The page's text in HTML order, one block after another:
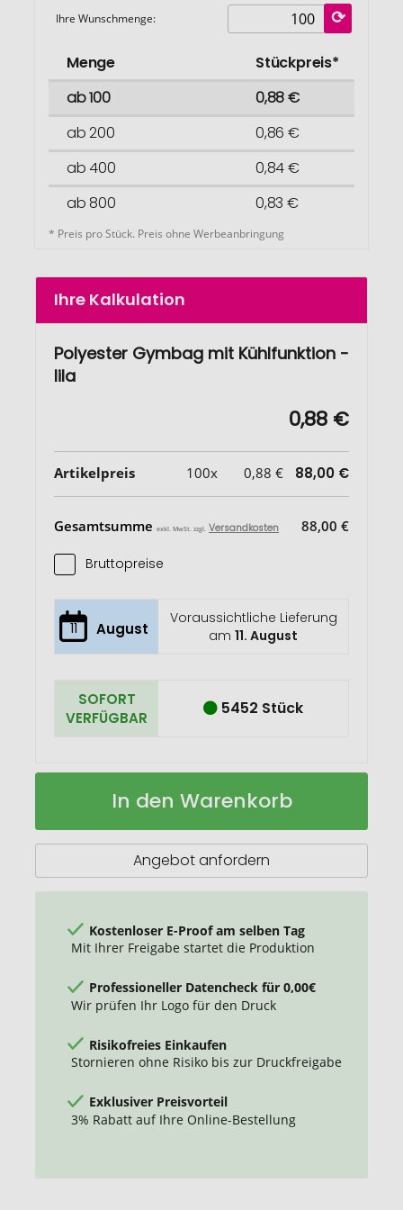
Ihre Wunschmenge:
Menge
Stückpreis*
ab 100
0,88 €
ab 200
0,86 €
ab 400
0,84 €
ab 800
0,83 €
* Preis pro Stück. Preis ohne Werbeanbringung
Ihre Kalkulation
Polyester Gymbag mit Kühlfunktion -
lila
0,88 €
Artikelpreis 100x 0,88 € 88,00 €
Gesamtsumme exkl. MwSt. zzgl. Versandkosten 88,00 €
Bruttopreise
11 August
Voraussichtliche Lieferung
am11. August
SOFORT
VERFÜGBAR
5452 Stück
Polyester
Kühlfunktion
Auf
In den Warenkorb
Angebot anfordern
Kostenloser E-Proof am selben Tag
Mit Ihrer Freigabe startet die Produktion
Professioneller Datencheck für 0,00€
Wir prüfen Ihr Logo für den Druck
Risikofreies Einkaufen
Stornieren ohne Risiko bis zur Druckfreigabe
Exklusiver Preisvorteil
3% Rabatt auf Ihre Online-Bestellung